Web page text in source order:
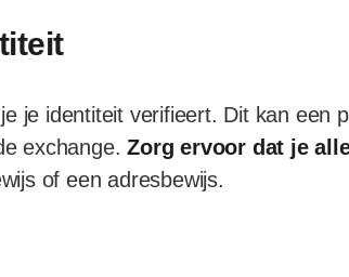
je identiteit verifieert. Dit kan een
exchange.Zorg ervoor dat je
of een adresbewijs.